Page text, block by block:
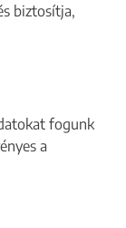
biztosítja,
fogunk
a